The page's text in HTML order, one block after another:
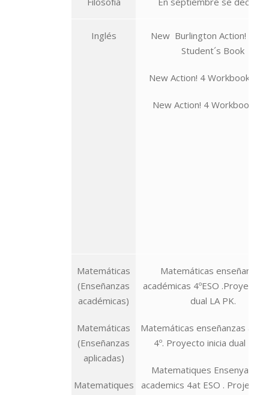
Inglés
New Burlington Action! 4
Student´s Book
New Action! 4 Workbook
New Action! 4 Workbook
Matemáticas
(Enseñanzas
académicas)
Matemáticas
(Enseñanzas
aplicadas)
Matematiques
Matemáticas enseñanzas
académicas 4ºESO .Proyecto
dual LA PK.
Matemáticas enseñanzas
4º. Proyecto inicia dual LA
Matematiques
academics 4at ESO . Projecte